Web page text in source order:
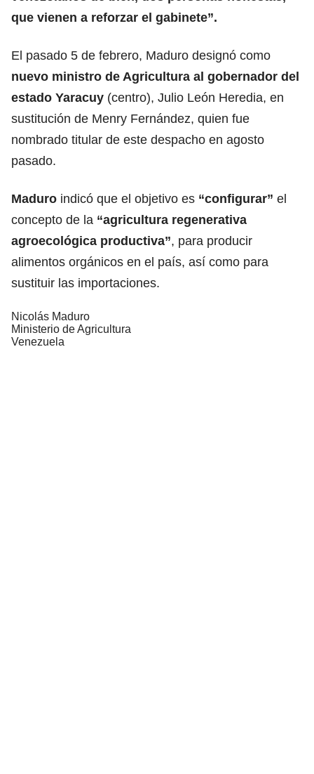
que vienen a reforzar el gabinete”.
El pasado 5 de febrero, Maduro designó como
nuevo ministro de Agricultura al gobernador del
estado Yaracuy (centro), Julio León Heredia, en
sustitución de Menry Fernández, quien fue
nombrado titular de este despacho en agosto
pasado.
Maduro indicó que el objetivo es “configurar” el
concepto de la “agricultura regenerativa
agroecológica productiva”, para producir
alimentos orgánicos en el país, así como para
sustituir las importaciones.
Nicolás Maduro
Ministerio de Agricultura
Venezuela